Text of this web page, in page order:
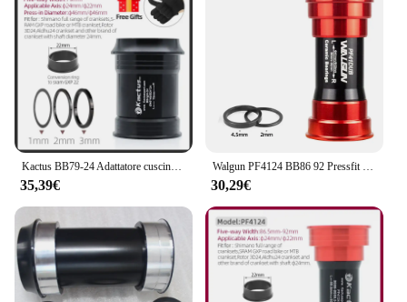
35,39€ 30,29€